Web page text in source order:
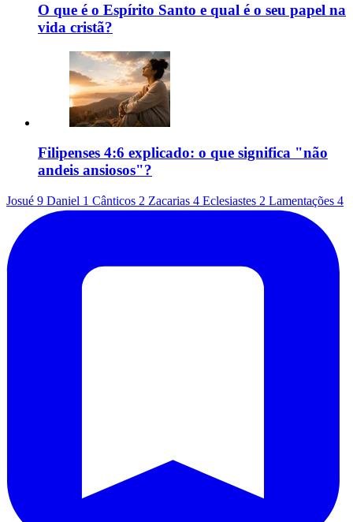
O que é o Espírito Santo e qual é o seu papel na
vida cristã?
Filipenses 4:6 explicado: o que significa "não
andeis ansiosos"?
Josué 9 Daniel 1 Cânticos 2 Zacarias 4 Eclesiastes 2 Lamentações 4